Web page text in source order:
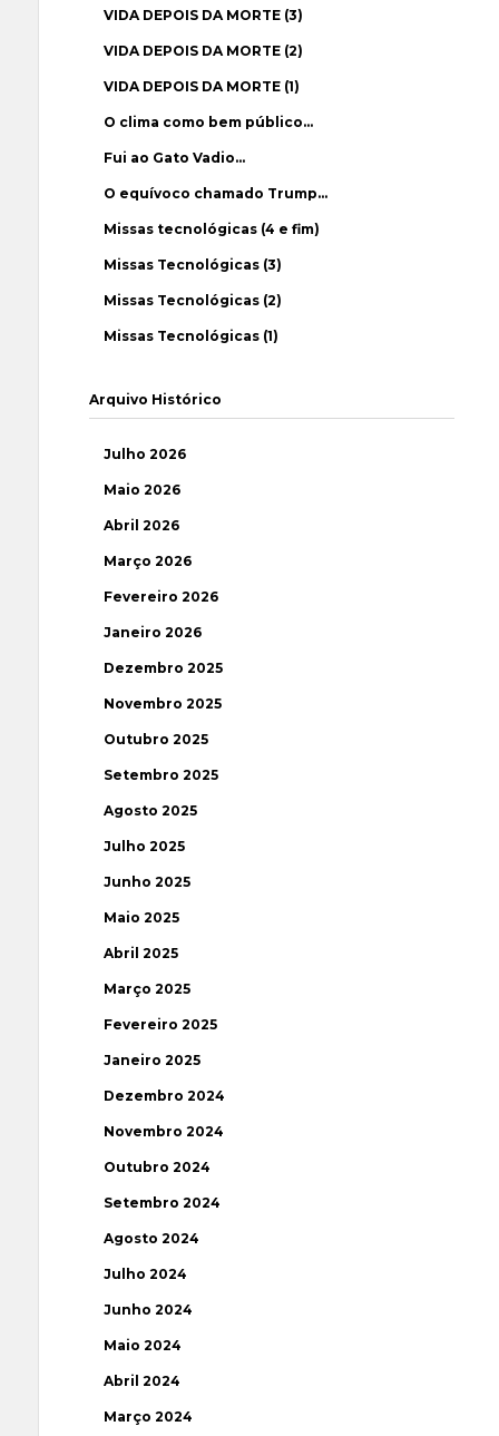
VIDA DEPOIS DA MORTE (3)
VIDA DEPOIS DA MORTE (2)
VIDA DEPOIS DA MORTE (1)
O clima como bem público…
Fui ao Gato Vadio…
O equívoco chamado Trump…
Missas tecnológicas (4 e fim)
Missas Tecnológicas (3)
Missas Tecnológicas (2)
Missas Tecnológicas (1)
Arquivo Histórico
Julho 2026
Maio 2026
Abril 2026
Março 2026
Fevereiro 2026
Janeiro 2026
Dezembro 2025
Novembro 2025
Outubro 2025
Setembro 2025
Agosto 2025
Julho 2025
Junho 2025
Maio 2025
Abril 2025
Março 2025
Fevereiro 2025
Janeiro 2025
Dezembro 2024
Novembro 2024
Outubro 2024
Setembro 2024
Agosto 2024
Julho 2024
Junho 2024
Maio 2024
Abril 2024
Março 2024